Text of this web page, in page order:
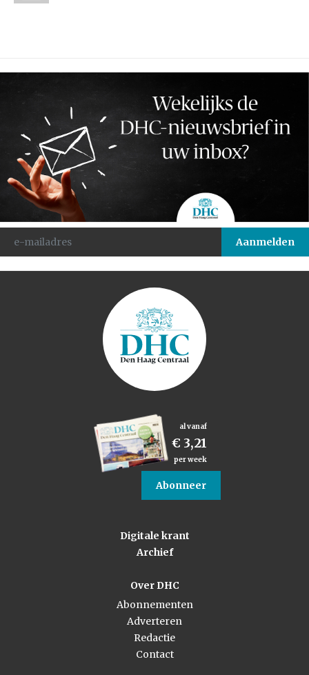
al vanaf
€ 3,21
per week
Abonneer
Digitale krant
Archief
Over DHC
Abonnementen
Adverteren
Redactie
Contact